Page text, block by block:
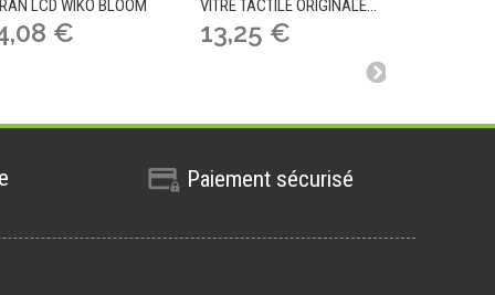
LCD WIKO BLOOM
€
VITRE TACTILE ORIGINALE...
13,25 €
Paiement sécurisé